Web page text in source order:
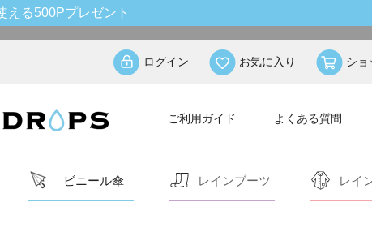
える500Pプレゼント
ログイン お気に入り ショ
ご利用ガイド よくある質問
ビニール傘 レインブーツ レイ